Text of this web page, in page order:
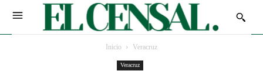
Inicio Veracruz
Veracruz